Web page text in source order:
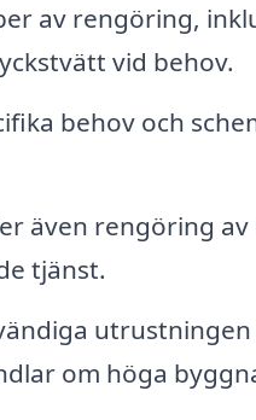
av rengöring,
vid behov.
behov och
även rengöring av
tjänst.
utrustningen
om höga